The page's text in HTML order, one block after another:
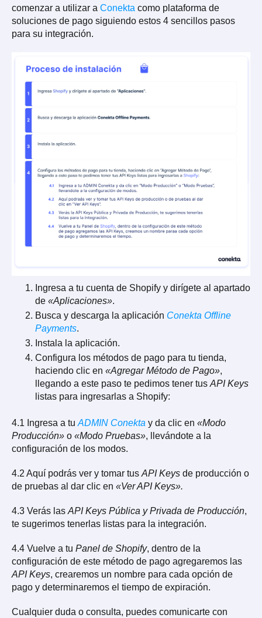
comenzar a utilizar a Conekta como plataforma de
soluciones de pago siguiendo estos 4 sencillos pasos
para su integración.
Ingresa a tu cuenta de Shopify y dirígete al apartado
de «Aplicaciones».
Busca y descarga la aplicación Conekta Offline
Payments.
Instala la aplicación.
Configura los métodos de pago para tu tienda,
haciendo clic en «Agregar Método de Pago»,
llegando a este paso te pedimos tener tus API Keys
listas para ingresarlas a Shopify:
4.1 Ingresa a tu ADMIN Conekta y da clic en «Modo
Producción» o «Modo Pruebas», llevándote a la
configuración de los modos.
4.2 Aquí podrás ver y tomar tus API Keys de producción o
de pruebas al dar clic en «Ver API Keys».
4.3 Verás las API Keys Pública y Privada de Producción,
te sugerimos tenerlas listas para la integración.
4.4 Vuelve a tu Panel de Shopify, dentro de la
configuración de este método de pago agregaremos las
API Keys, crearemos un nombre para cada opción de
pago y determinaremos el tiempo de expiración.
Cualquier duda o consulta, puedes comunicarte con